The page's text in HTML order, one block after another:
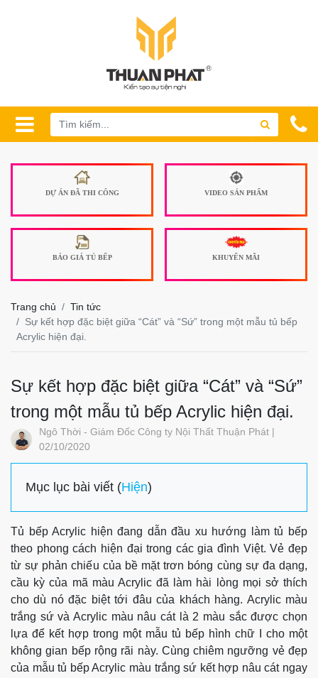
DỰ ÁN ĐÃ THI CÔNG VIDEO SẢN PHẨM
BÁO GIÁ TỦ BẾP KHUYẾN MÃI
Trang chủ
Tin tức
Sự kết hợp đặc biệt giữa “Cát” và “Sứ” trong một mẫu tủ bếp
Acrylic hiện đại.
Sự kết hợp đặc biệt giữa “Cát” và “Sứ”
trong một mẫu tủ bếp Acrylic hiện đại.
Ngô Thời - Giám Đốc Công ty Nội Thất Thuận Phát |
02/10/2020
Mục lục bài viết (Hiện)
Tủ bếp Acrylic hiện đang dẫn đầu xu hướng làm tủ bếp
theo phong cách hiện đại trong các gia đình Việt. Vẻ đẹp
từ sự phản chiếu của bề mặt trơn bóng cùng sự đa dạng,
cầu kỳ của mã màu Acrylic đã làm hài lòng mọi sở thích
cho dù nó đặc biệt tới đâu của khách hàng. Acrylic màu
trắng sứ và Acrylic màu nâu cát là 2 màu sắc được chọn
lựa để kết hợp trong một mẫu tủ bếp hình chữ I cho một
không gian bếp rộng rãi này. Cùng chiêm ngưỡng vẻ đẹp
của mẫu tủ bếp Acrylic màu trắng sứ kết hợp nâu cát ngay